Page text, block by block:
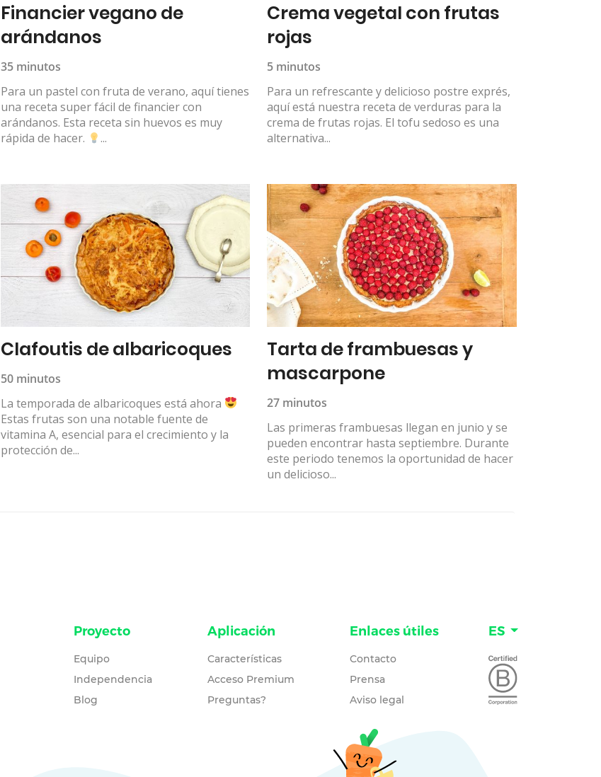
Financier vegano de
arándanos
35 minutos
Para un pastel con fruta de verano, aquí tienes
una receta super fácil de financier con
arándanos. Esta receta sin huevos es muy
rápida de hacer.
...
Crema vegetal con frutas
rojas
5 minutos
Para un refrescante y delicioso postre exprés,
aquí está nuestra receta de verduras para la
crema de frutas rojas. El tofu sedoso es una
alternativa...
Clafoutis de albaricoques
50 minutos
La temporada de albaricoques está ahora
Estas frutas son una notable fuente de
vitamina A, esencial para el crecimiento y la
protección de...
Tarta de frambuesas y
mascarpone
27 minutos
Las primeras frambuesas llegan en junio y se
pueden encontrar hasta septiembre. Durante
este periodo tenemos la oportunidad de hacer
un delicioso...
Proyecto
Equipo
Independencia
Blog
Aplicación
Características
Acceso Premium
Preguntas?
Enlaces útiles
Contacto
Prensa
Aviso legal
ES